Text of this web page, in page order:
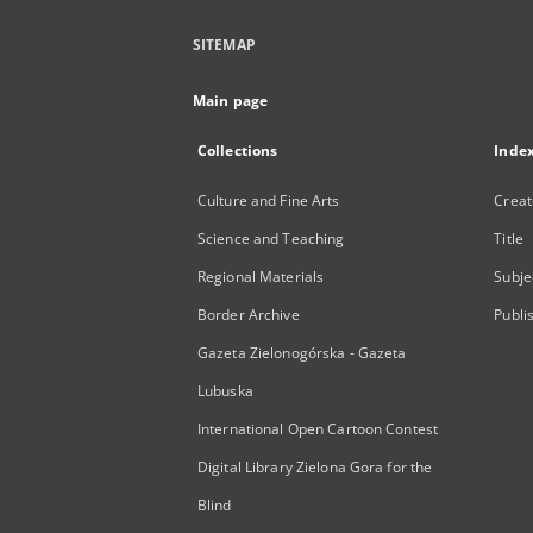
SITEMAP
Main page
Collections
Culture and Fine Arts
Science and Teaching
Regional Materials
Border Archive
Gazeta Zielonogórska - Gazeta
Lubuska
International Open Cartoon Contest
Digital Library Zielona Gora for the
Blind
Title